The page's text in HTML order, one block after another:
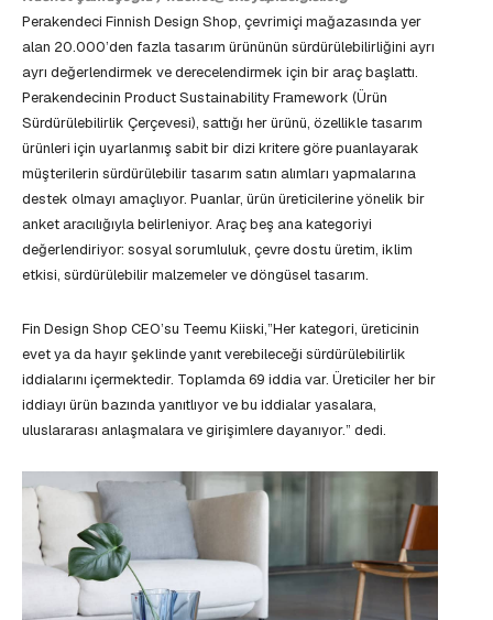
Perakendeci Finnish Design Shop, çevrimiçi mağazasında yer
alan 20.000’den fazla tasarım ürününün sürdürülebilirliğini ayrı
ayrı değerlendirmek ve derecelendirmek için bir araç başlattı.
Perakendecinin Product Sustainability Framework (Ürün
Sürdürülebilirlik Çerçevesi), sattığı her ürünü, özellikle tasarım
ürünleri için uyarlanmış sabit bir dizi kritere göre puanlayarak
müşterilerin sürdürülebilir tasarım satın alımları yapmalarına
destek olmayı amaçlıyor. Puanlar, ürün üreticilerine yönelik bir
anket aracılığıyla belirleniyor. Araç beş ana kategoriyi
değerlendiriyor: sosyal sorumluluk, çevre dostu üretim, iklim
etkisi, sürdürülebilir malzemeler ve döngüsel tasarım.
Fin Design Shop CEO’su Teemu Kiiski,”Her kategori, üreticinin
evet ya da hayır şeklinde yanıt verebileceği sürdürülebilirlik
iddialarını içermektedir. Toplamda 69 iddia var. Üreticiler her bir
iddiayı ürün bazında yanıtlıyor ve bu iddialar yasalara,
uluslararası anlaşmalara ve girişimlere dayanıyor.” dedi.